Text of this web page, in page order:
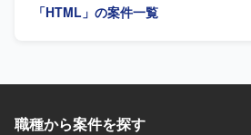
「HTML」の案件一覧
職種から案件を探す